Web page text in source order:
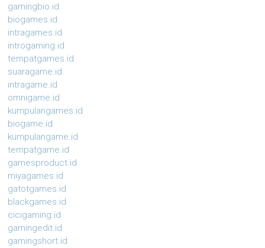
gamingbio.id
biogames.id
intragames.id
introgaming.id
tempatgames.id
suaragame.id
intragame.id
omnigame.id
kumpulangames.id
biogame.id
kumpulangame.id
tempatgame.id
gamesproduct.id
miyagames.id
gatotgames.id
blackgames.id
cicigaming.id
gamingedit.id
gamingshort.id